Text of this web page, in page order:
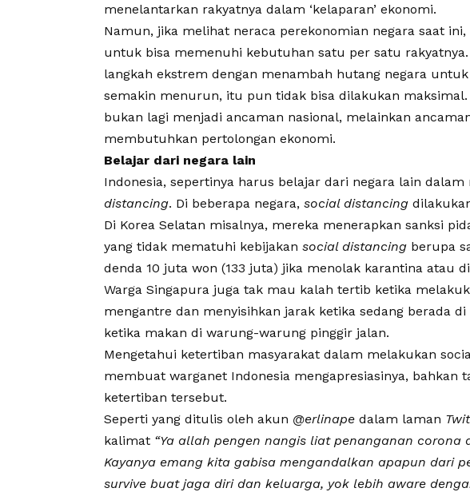
menelantarkan rakyatnya dalam ‘kelaparan’ ekonomi.
Namun, jika melihat neraca perekonomian negara saat
untuk bisa memenuhi kebutuhan satu per satu
langkah ekstrem dengan menambah hutang negara
semakin menurun, itu pun tidak bisa dilakukan
bukan lagi menjadi ancaman nasional, melainkan
membutuhkan pertolongan ekonomi.
Belajar dari negara lain
Indonesia, sepertinya harus belajar dari negara lain dalam
distancing. Di beberapa negara, social distancing
Di Korea Selatan misalnya, mereka menerapkan sanksi
yang tidak mematuhi kebijakan social distancing berupa
denda 10 juta won (133 juta) jika menolak karantina atau
Warga Singapura juga tak mau kalah tertib ketika
mengantre dan menyisihkan jarak ketika sedang berada
ketika makan di warung-warung pinggir jalan.
Mengetahui ketertiban masyarakat dalam melakukan
membuat warganet Indonesia mengapresiasinya, bahkan
ketertiban tersebut.
Seperti yang ditulis oleh akun @erlinape dalam laman
kalimat “Ya allah pengen nangis liat penanganan
Kayanya emang kita gabisa mengandalkan apapun dari
survive buat jaga diri dan keluarga, yok lebih aware